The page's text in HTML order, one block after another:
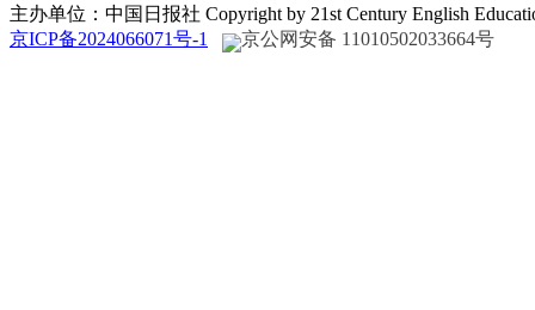
主办单位：中国日报社 Copyright by 21st Century English
京ICP备2024066071号-1
京公网安备 11010502033664号